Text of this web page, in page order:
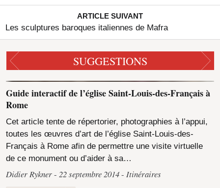
ARTICLE SUIVANT
Les sculptures baroques italiennes de Mafra
SUGGESTIONS
Guide interactif de l’église Saint-Louis-des-Français à
Rome
Cet article tente de répertorier, photographies à l’appui,
toutes les œuvres d’art de l’église Saint-Louis-des-
Français à Rome afin de permettre une visite virtuelle
de ce monument ou d’aider à sa…
Didier Rykner 22 septembre 2014 Itinéraires